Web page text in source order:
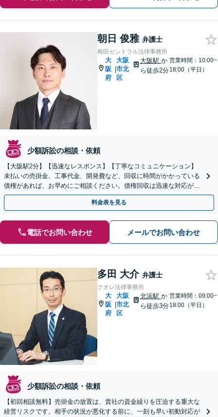
朝日 俊雅 弁護士
梅田セントラル法律事務所
大
阪
府
|
大阪
市北
区
大阪駅 か
ら徒歩2分
営業時間：10:00~
18:00（平日）
少額訴訟の相談・依頼
【大阪駅2分】【迅速なレスポンス】【丁寧なコミュニケーション】
未払いの売掛金、工事代金、開発費など、回収に時間がかかっている
債権があれば、お早めにご相談ください。債権回収は迅速な対応が求
められるので、スピーディーに対応いたします。
料金表を見る
電話でお問い合わせ メールでお問い合わせ
多田 大介 弁護士
クオレ法律事務所
大
阪
府
|
大阪
市北
区
北浜駅 か
ら徒歩3分
営業時間：09:00~
18:00（平日）
少額訴訟の相談・依頼
【初回相談無料】売掛金の放置は、貴社の資金繰りを圧迫する重大な
経営リスクです。相手の状況が悪化する前に、一刻も早い初動対応が